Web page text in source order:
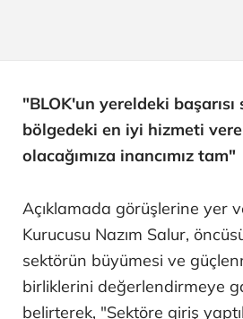
"BLOK'un yereldeki başarısı
bölgedeki en iyi hizmeti
olacağımıza inancımız tam"
Açıklamada görüşlerine yer
Kurucusu Nazım Salur,
sektörün büyümesi ve
birliklerini değerlendirmeye
belirterek, "Sektöre giriş